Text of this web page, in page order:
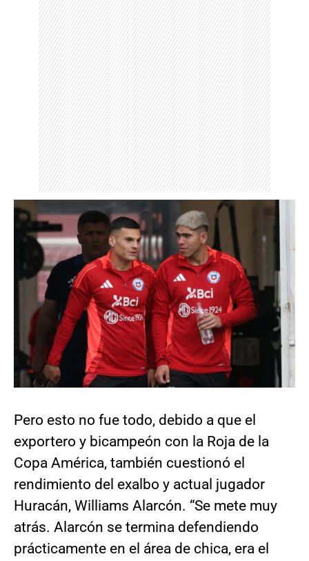
Pero esto no fue todo, debido a que el
exportero y bicampeón con la Roja de la
Copa América, también cuestionó el
rendimiento del exalbo y actual jugador
Huracán, Williams Alarcón. “Se mete muy
atrás. Alarcón se termina defendiendo
prácticamente en el área de chica, era el